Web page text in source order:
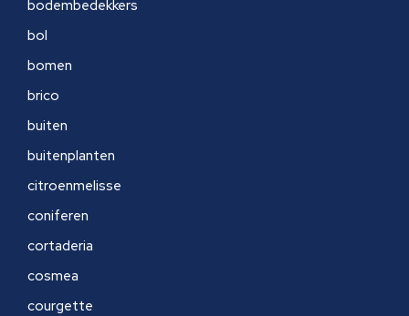
bodembedekkers
bol
bomen
brico
buiten
buitenplanten
citroenmelisse
coniferen
cortaderia
cosmea
courgette